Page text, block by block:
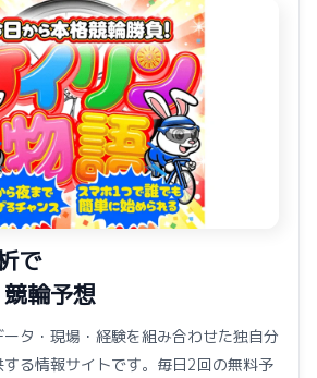
で
輪予想
タ・現場・経験を組み合わせた独自分
る情報サイトです。毎日2回の無料予